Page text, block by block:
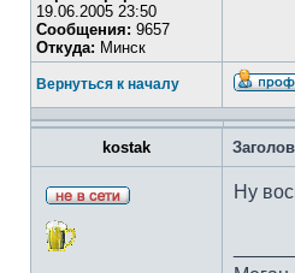
19.06.2005 23:50
Сообщения: 9657
Откуда: Минск
Вернуться к началу
kostak
Ну